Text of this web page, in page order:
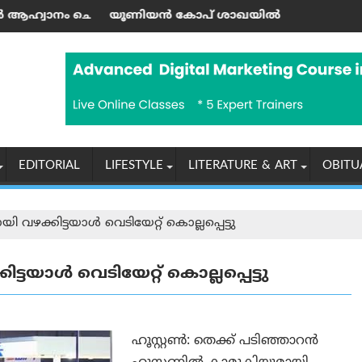
ദിനാചരണം ശ്രദ്ധേയമായി
കോപ് ശാഖയിൽ ഷോപ് ചെയ്തയാൾക്ക്
EDITORIAL LIFESTYLE LITERATURE & ART
വെടിയേറ്റ് കൊല്ലപ്പെട്ടു
വെടിയേറ്റ് കൊല്ലപ്പെട്ടു
ഹൂസ്റ്റൺ: തെക്ക് പടിഞ്ഞാറൻ